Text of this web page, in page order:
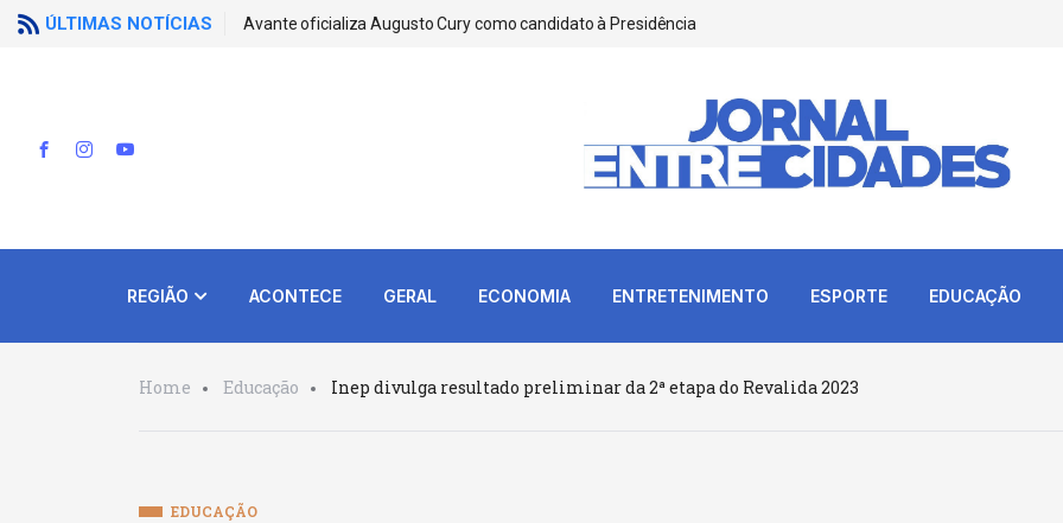
ÚLTIMAS NOTÍCIAS Avante oficializa Augusto Cury como candidato à Presidência
REGIÃO ACONTECE GERAL ECONOMIA ENTRETENIMENTO ESPORTE EDUCAÇÃO
Home Educação Inep divulga resultado preliminar da 2ª etapa do Revalida 2023
EDUCAÇÃO